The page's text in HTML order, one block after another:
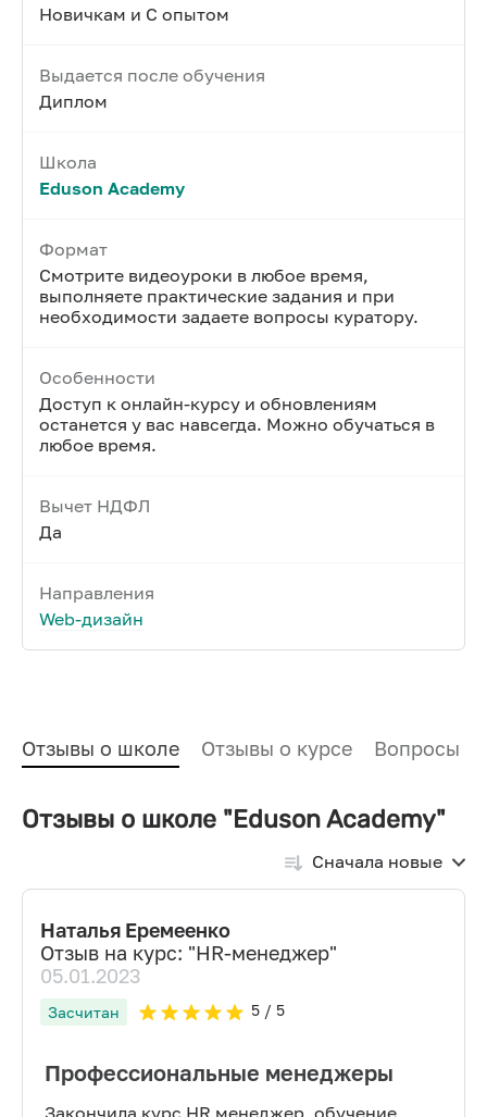
Новичкам и С опытом
Выдается после обучения
Диплом
Школа
Eduson Academy
Формат
Смотрите видеоуроки в любое время,
выполняете практические задания и при
необходимости задаете вопросы куратору.
Особенности
Доступ к онлайн-курсу и обновлениям
останется у вас навсегда. Можно обучаться в
любое время.
Вычет НДФЛ
Да
Направления
Web-дизайн
Отзывы о школе Отзывы о курсе Вопросы и
Отзывы о школе "Eduson Academy"
Сначала новые
Наталья Еремеенко
Отзыв на курс: "HR-менеджер"
05.01.2023
Засчитан 5/ 5
Профессиональные менеджеры
Закончила курс HR менеджер, обучение